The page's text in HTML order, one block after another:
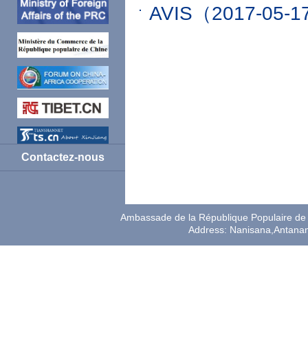
Contactez-nous
AVIS （2017-05-
Ambassade de la République Populaire
Address: